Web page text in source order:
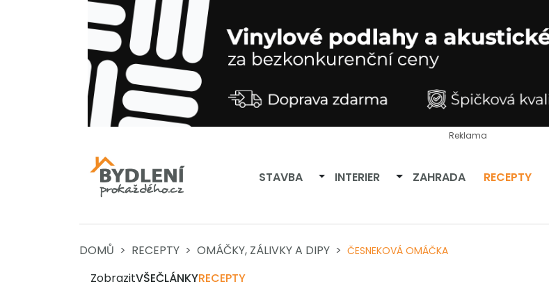
Reklama
STAVBA Přepnout dropdown
INTERIER Přepnout dropdown
ZAHRADA RECEPTY
DOMŮ RECEPTY OMÁČKY, ZÁLIVKY A DIPY ČESNEKOVÁ OMÁČKA
ZobrazitVŠEČLÁNKYRECEPTY